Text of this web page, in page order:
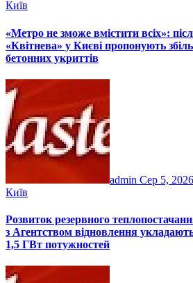
Київ
«Метро не зможе вмістити всіх»:
«Квітнева» у Києві пропонують
бетонних укриттів
admin Сер 5, 2026
Київ
Розвиток резервного
з Агентством відновлення
1,5 ГВт потужностей